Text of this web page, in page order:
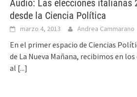
Audio: Las elecciones italianas
desde la Ciencia Política
marzo 4, 2013 Andrea Cammarano
En el primer espacio de Ciencias
de La Nueva Mañana, recibimos en
al [...]